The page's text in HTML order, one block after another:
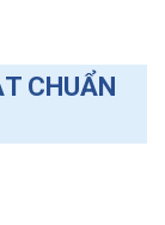
CHUẨN